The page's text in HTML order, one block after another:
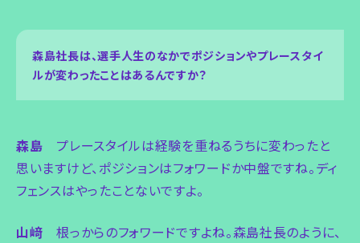
森島社長は、選手人生のなかでポジションやプレースタイ
ルが変わったことはあるんですか？
森島 プレースタイルは経験を重ねるうちに変わったと
思いますけど、ポジションはフォワードか中盤ですね。ディ
フェンスはやったことないですよ。
山﨑 根っからのフォワードですよね。森島社長のように、